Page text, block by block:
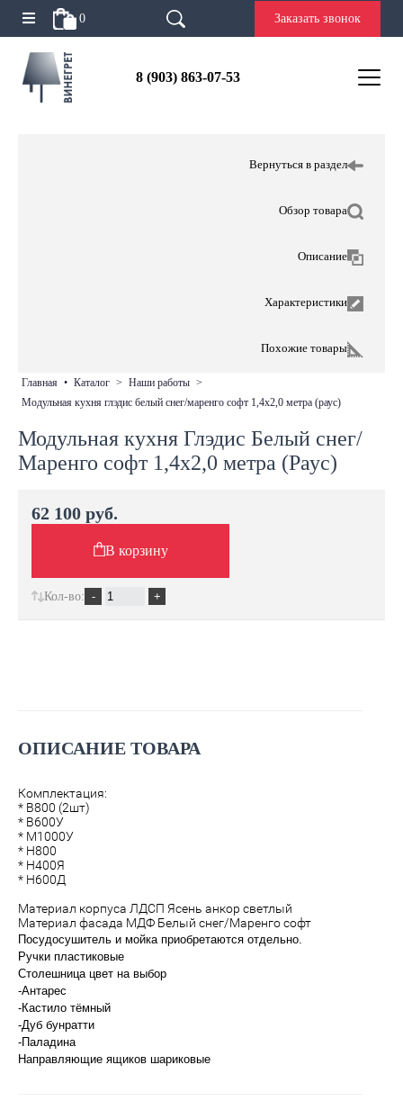
0 Заказать звонок
8 (903) 863-07-53
Вернуться в раздел
Обзор товара
Описание
Характеристики
Похожие товары
главная • каталог > наши работы >
модульная кухня глэдис белый снег/маренго софт 1,4х2,0 метра (раус)
Модульная кухня Глэдис Белый снег/
Маренго софт 1,4х2,0 метра (Раус)
ОПИСАНИЕ ТОВАРА
Комплектация:
* В800 (2шт)
* В600У
* М1000У
* Н800
* Н400Я
* Н600Д
Материал корпуса ЛДСП Ясень анкор светлый
Материал фасада МДФ Белый снег/Маренго софт
Посудосушитель и мойка приобретаются отдельно.
Ручки пластиковые
Столешница цвет на выбор
-Антарес
-Кастило тёмный
-Дуб бунратти
-Паладина
Направляющие ящиков шариковые
62 100 руб.
В корзину
Кол-во: